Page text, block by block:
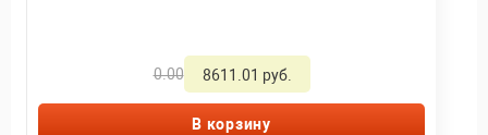
0.00 8611.01 руб.
В корзину